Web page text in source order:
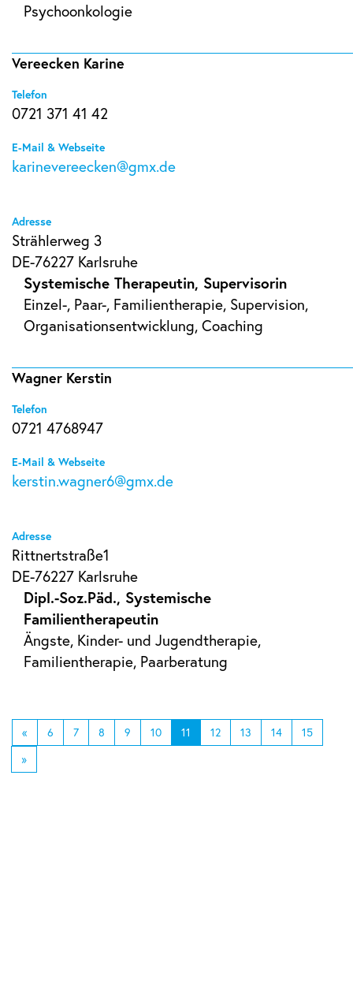
Psychoonkologie
Vereecken Karine
Telefon
0721 371 41 42
E-Mail & Webseite
karinevereecken@gmx.de
Adresse
Strählerweg 3
DE-76227 Karlsruhe
Systemische Therapeutin, Supervisorin
Einzel-, Paar-, Familientherapie, Supervision,
Organisationsentwicklung, Coaching
Wagner Kerstin
Telefon
0721 4768947
E-Mail & Webseite
kerstin.wagner6@gmx.de
Adresse
Rittnertstraße1
DE-76227 Karlsruhe
Dipl.-Soz.Päd., Systemische
Familientherapeutin
Ängste, Kinder- und Jugendtherapie,
Familientherapie, Paarberatung
« 6 7 8 9 10 11 12 13 14
15
»